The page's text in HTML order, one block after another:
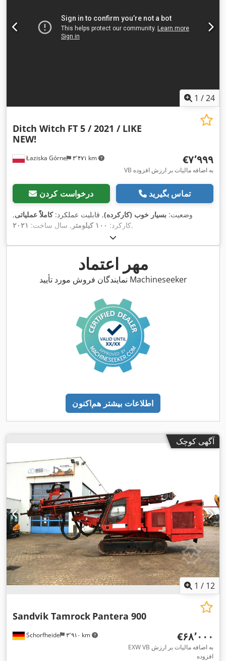
1 /24
Łaziska Górne ۳٬۴۷۱ km
Ditch Witch FT 5 / 2021 / LIKE
NEW!
‎€۷٬۹۹۹
VB به اضافه مالیات بر ارزش افزوده
درخواست کردن تماس بگیرید
وضعیت: بسیار خوب (کارکرده), قابلیت عملکرد:کاملاً عملیاتی,
کارکرد: ۱۰۰ کیلومتر , سال ساخت: ۲۰۲۱ ,
مهر اعتماد
نمایندگان فروش مورد تأیید Machineseeker
اطلاعات بیشتر هم‌اکنون
آگهی کوچک
1 / 12
Schorfheide ۳٬۹۱۰ km
Sandvik Tamrock Pantera 900
‎€۶۸٬۰۰۰
EXW VB به اضافه مالیات بر ارزش
افزوده